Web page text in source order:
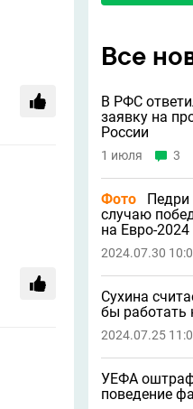
Все
В РФС
заявку на
России
1 июля 3
Фото
случаю
на Евро-2024
2024.07.30
Сухина
бы работать
2024.07.25
УЕФА
поведение